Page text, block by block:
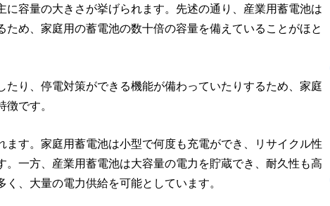
容量の大きさが挙げられます。先述の通り、産業用蓄電池は
め、家庭用の蓄電池の数十倍の容量を備えていることがほと
り、停電対策ができる機能が備わっていたりするため、家庭
です。
す。家庭用蓄電池は小型で何度も充電ができ、リサイクル性
一方、産業用蓄電池は大容量の電力を貯蔵でき、耐久性も高
、大量の電力供給を可能としています。